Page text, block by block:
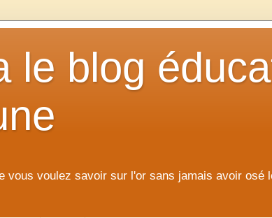
le blog
vous voulez savoir sur l'or sans jamais avoir osé